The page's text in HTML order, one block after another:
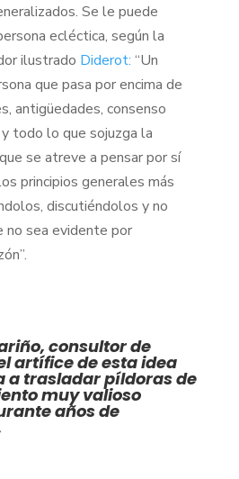
Se le puede
ecléctica, según la
ilustrado Diderot: “Un
que pasa por encima de
antigüedades, consenso
todo lo que sojuzga la
se atreve a pensar por sí
principios generales más
discutiéndolos y no
no sea evidente por
consultor de
artífice de esta idea
a trasladar píldoras de
muy valioso
años de